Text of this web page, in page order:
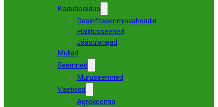
Koduhooldus
Desinfitseerimisvahendid
Hallitusseened
Jääsulatajad
Mullad
Seemned
Muruseemned
Väetised
Agrokeemia